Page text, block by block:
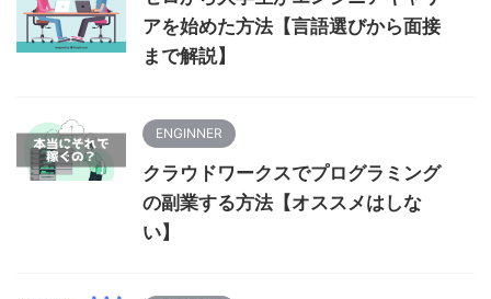
アを始めた方法【言語選びから面接
まで解説】
ENGINNER
クラウドワークスでプログラミング
の副業する方法【オススメはしな
い】